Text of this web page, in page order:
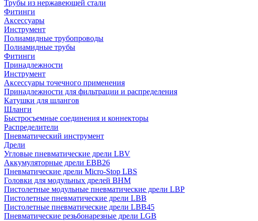
Трубы из нержавеющей стали
Фитинги
Аксессуары
Инструмент
Полиамидные трубопроводы
Полиамидные трубы
Фитинги
Принадлежности
Инструмент
Аксессуары точечного применения
Принадлежности для фильтрации и распределения
Катушки для шлангов
Шланги
Быстросъемные соединения и коннекторы
Распределители
Пневматический инструмент
Дрели
Угловые пневматические дрели LBV
Аккумуляторные дрели EBB26
Пневматические дрели Micro-Stop LBS
Головки для модульных дрелей BHM
Пистолетные модульные пневматические дрели LBP
Пистолетные пневматические дрели LBB
Пистолетные пневматические дрели LBB45
Пневматические резьбонарезные дрели LGB